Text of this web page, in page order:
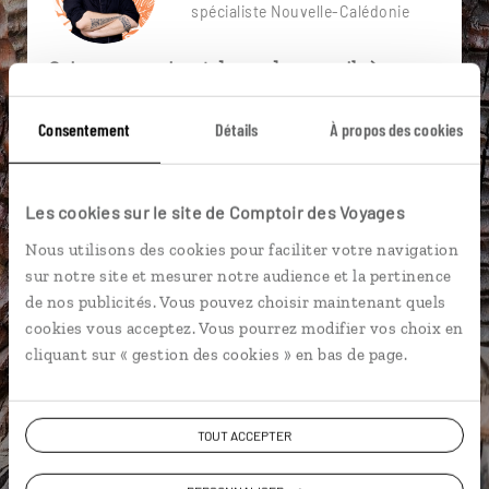
Consentement Détails À propos des cookies
Les cookies sur le site de Comptoir des Voyages
Nous utilisons des cookies pour faciliter votre navigation
sur notre site et mesurer notre audience et la pertinence
de nos publicités. Vous pouvez choisir maintenant quels
cookies vous acceptez. Vous pourrez modifier vos choix en
cliquant sur « gestion des cookies » en bas de page.
TOUT ACCEPTER
spécialiste Nouvelle-Calédonie
Suivez vos envies et demandez conseils à nos
spécialistes
Ils sauront organiser votre itinéraire au plus
près de vos envies et de la réalité du pays.
Échangez en face à face ou depuis nos studios
téléphone.
Vous gardez le même interlocuteur avant,
pendant et après votre voyage.
DEMANDER UN DEVIS